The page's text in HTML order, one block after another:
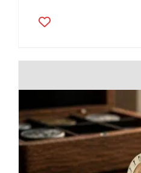
Produkt
Optionen
auf
der
Produktseite
gewählt